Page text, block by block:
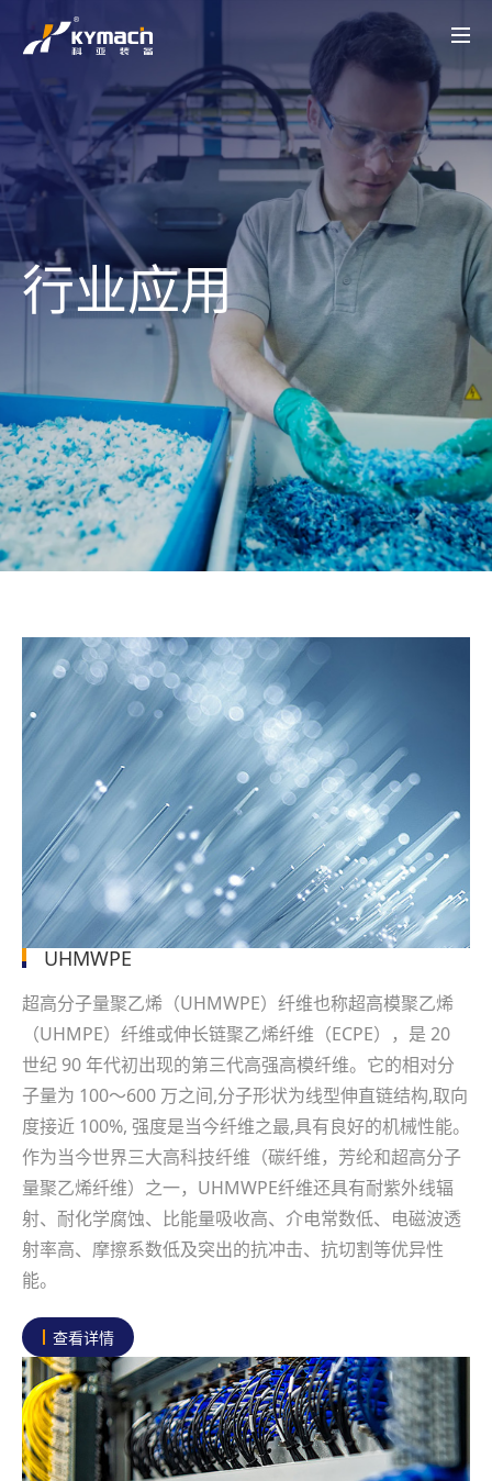
产品中心
HK MT系列
SK MT系列
KY-LAB系列
HKY/SKY系列
关于科亚
公司介绍
辉煌历程
荣誉资质
产品创新
行业应用
实验中心
智能配混解决方案
行业应用
UHMWPE
电线电缆
高性能塑料
工程塑料
降解塑料
聚合反应
再生塑料
聚合物脱挥
聚烯烃粉体造粒
母粒
热塑性弹性体
科亚动态
科亚动态
视频展示
联系我们
联系我们
招聘职位
行业应用
UHMWPE
超高分子量聚乙烯（UHMWPE）纤维也称超高模聚乙烯
（UHMPE）纤维或伸长链聚乙烯纤维（ECPE），是 20
世纪 90 年代初出现的第三代高强高模纤维。它的相对分
子量为 100～600 万之间,分子形状为线型伸直链结构,取向
度接近 100%, 强度是当今纤维之最,具有良好的机械性能。
作为当今世界三大高科技纤维（碳纤维，芳纶和超高分子
量聚乙烯纤维）之一，UHMWPE纤维还具有耐紫外线辐
射、耐化学腐蚀、比能量吸收高、介电常数低、电磁波透
射率高、摩擦系数低及突出的抗冲击、抗切割等优异性
能。
查看详情